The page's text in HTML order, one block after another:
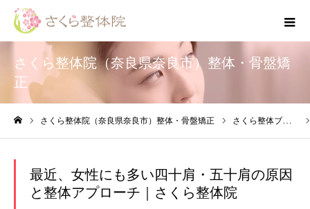
さくら整体院（奈良県奈良市）整体・骨盤矯
正
さくら整体院（奈良県奈良市）整体・骨盤矯正 さくら整体ブログ
最近、女性にも多い四十肩・五十肩の原因
と整体アプローチ｜さくら整体院